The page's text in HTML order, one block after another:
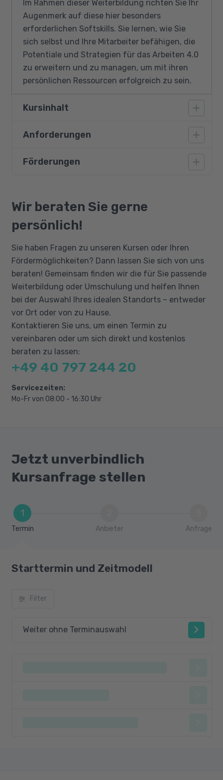
Im Rahmen dieser Weiterbildung richten Sie Ihr
Augenmerk auf diese hier besonders
erforderlichen Softskills. Sie lernen, wie Sie
sich selbst und Ihre Mitarbeiter befähigen, die
Potentiale und Strategien für das Arbeiten 4.0
zu erweitern und zu managen, um mit ihren
persönlichen Ressourcen erfolgreich zu sein.
Kursinhalt
Merkmale der neuen digitalen Arbeitswelt
der Arbeitnehmer
digitalen Arbeitswelt
Kommunikation – eine Kernkompetenz in der
digitalen Zukunft
Digitale Kollaboration – erfolgsentscheidend
für Arbeitnehmer in der Arbeitswelt der
Zukunft
Neugierde, Lernbereitschaft und
Innovationsfreude als Treiber der digitalen
Weiterentwicklung
Anforderungen
Vorausgesetzt werden PC-Kenntnisse und
Förderungen
Qualifizierungschancengesetz
Berufliche Rehabilitation
Wir beraten Sie gerne
persönlich!
Sie haben Fragen zu unseren Kursen oder Ihren
Fördermöglichkeiten? Dann lassen Sie sich von uns
beraten! Gemeinsam finden wir die für Sie passende
Weiterbildung oder Umschulung und helfen Ihnen
bei der Auswahl Ihres idealen Standorts – entweder
vor Ort oder von zu Hause.
Kontaktieren Sie uns, um einen Termin zu
vereinbaren oder um sich direkt und kostenlos
beraten zu lassen:
+49 40 797 244 20
Servicezeiten:
Mo-Fr von 08:00 - 16:30 Uhr
Jetzt unverbindlich
Kursanfrage stellen
1
Termin Anbieter Anfrage
Starttermin und Zeitmodell
Filter
Weiter ohne Terminauswahl